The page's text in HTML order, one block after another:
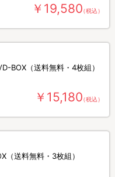
￥19,580（税込）
BOX（送料無料・4枚組）
￥15,180（税込）
（送料無料・3枚組）